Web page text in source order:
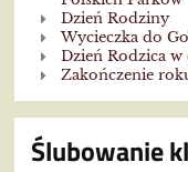
Dzień Rodziny
Wycieczka do
Dzień Rodzica w
Zakończenie
Ślubowanie